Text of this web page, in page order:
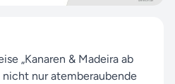
„Kanaren & Madeira ab
nur atemberaubende